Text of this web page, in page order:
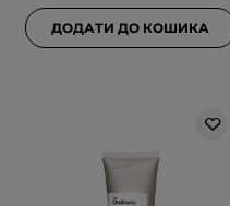
ДОДАТИ ДО КОШИКА